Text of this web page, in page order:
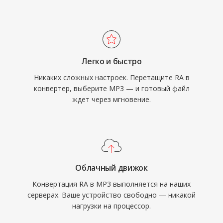
универсально поддерживаемых
аудиоформатов на практически всех
медиаплеерах, операционных системах и
портативных устройствах.
Легко и быстро
Никаких сложных настроек. Перетащите RA в
конвертер, выберите MP3 — и готовый файл
ждет через мгновение.
Облачный движок
Конвертация RA в MP3 выполняется на наших
серверах. Ваше устройство свободно — никакой
нагрузки на процессор.